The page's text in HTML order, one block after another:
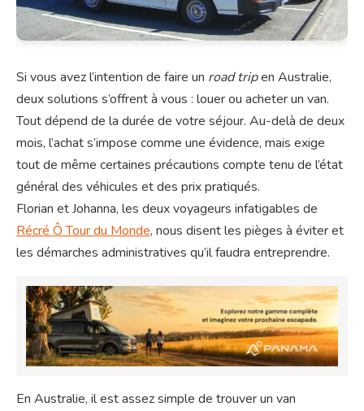
Si vous avez l’intention de faire un road tripen Australie,
deux solutions s’offrent à vous : louer ou acheter un van.
Tout dépend de la durée de votre séjour. Au-delà de deux
mois, l’achat s’impose comme une évidence, mais exige
tout de même certaines précautions compte tenu de l’état
général des véhicules et des prix pratiqués.
Florian et Johanna, les deux voyageurs infatigables de
Récré Ô Tour du Monde, nous disent les pièges à éviter et
les démarches administratives qu’il faudra entreprendre.
En Australie, il est assez simple de trouver un van